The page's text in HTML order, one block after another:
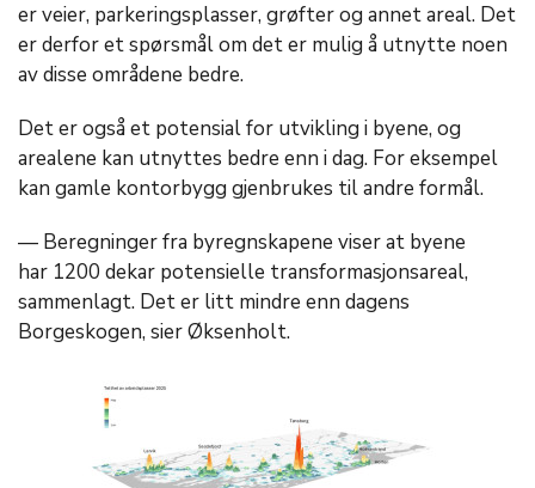
er veier, parkeringsplasser, grøfter og annet areal. Det
er derfor et spørsmål om det er mulig å utnytte noen
av disse områdene bedre.
Det er også et potensial for utvikling i byene, og
arealene kan utnyttes bedre enn i dag. For eksempel
kan gamle kontorbygg gjenbrukes til andre formål.
— Beregninger fra byregnskapene viser at byene
har 1200 dekar potensielle transformasjonsareal,
sammenlagt. Det er litt mindre enn dagens
Borgeskogen, sier Øksenholt.